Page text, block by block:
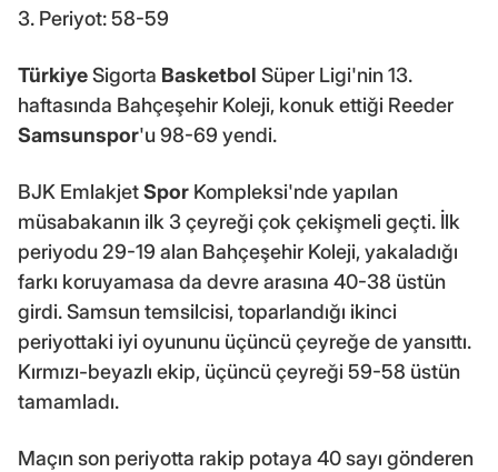
3. Periyot: 58-59
TürkiyeSigorta Basketbol Süper Ligi'nin 13.
haftasında Bahçeşehir Koleji, konuk ettiği Reeder
Samsunspor'u 98-69 yendi.
BJK EmlakjetSpor Kompleksi'nde yapılan
müsabakanın ilk 3 çeyreği çok çekişmeli geçti. İlk
periyodu 29-19 alan Bahçeşehir Koleji, yakaladığı
farkı koruyamasa da devre arasına 40-38 üstün
girdi. Samsun temsilcisi, toparlandığı ikinci
periyottaki iyi oyununu üçüncü çeyreğe de yansıttı.
Kırmızı-beyazlı ekip, üçüncü çeyreği 59-58 üstün
tamamladı.
Maçın son periyotta rakip potaya 40 sayı gönderen